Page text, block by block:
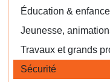
Éducation & enfance
Jeunesse,
Travaux et grands
Sécurité